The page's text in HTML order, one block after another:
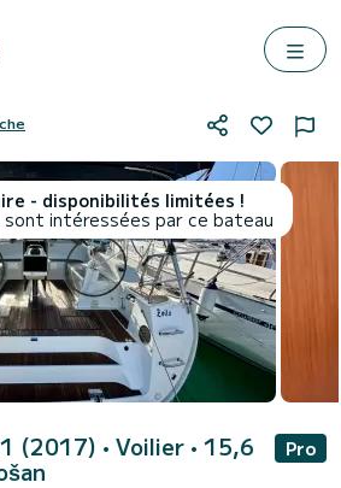
- disponibilités limitées !
sont intéressées par ce bateau
(2017) • Voilier • 15,6
Pro